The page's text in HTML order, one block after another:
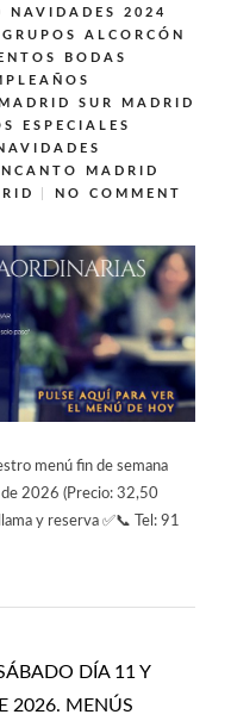
NAVIDADES 2024
ALCORCÓN
BODAS
SUR MADRID
ESPECIALES
MADRID
NO COMMENT
menú fin de semana
de 2026 (Precio: 32,50
y reserva ✅📞 Tel: 91
DÍA 11 Y
2026. MENÚS